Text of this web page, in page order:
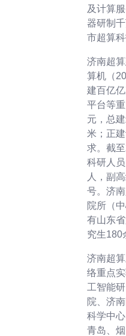
及计算
器研制
市超算科
济南超
算机（
建百亿
平台等
元，总
米；正
求。截
科研人
人，副
号。济
院所（
有山东
究生180
济南超
络重点
工智能
院、济
科学中
青岛、烟